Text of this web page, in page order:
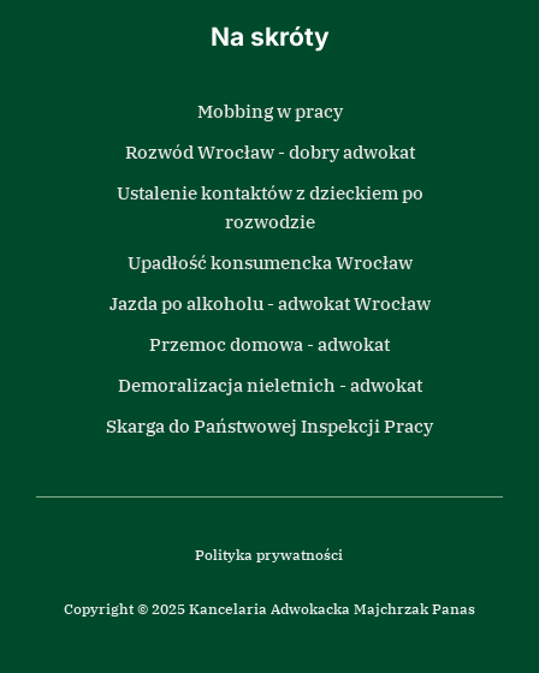
Na skróty
Mobbing w pracy
Rozwód Wrocław - dobry adwokat
Ustalenie kontaktów z dzieckiem po
rozwodzie
Upadłość konsumencka Wrocław
Jazda po alkoholu - adwokat Wrocław
Przemoc domowa - adwokat
Demoralizacja nieletnich - adwokat
Skarga do Państwowej Inspekcji Pracy
Polityka prywatności
Copyright © 2025 Kancelaria Adwokacka Majchrzak Panas